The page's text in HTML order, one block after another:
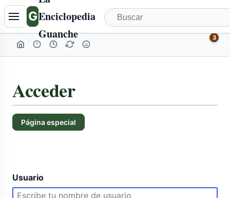
GEnciclopedia
Guanche
3
Acceder
Página especial
Usuario